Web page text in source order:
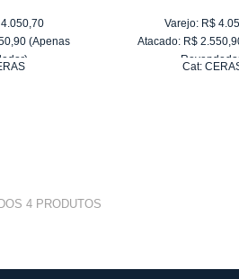
4.050,70
(Apenas
Varejo: R$
Atacado: R$
Cat:
4PRODUTOS